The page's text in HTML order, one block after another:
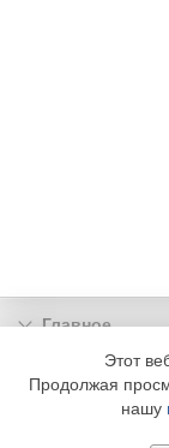
Главное
Подписка
Информация
© 2002 - 2026 OOO
Этот
Продолжая
нашу